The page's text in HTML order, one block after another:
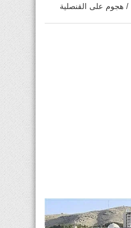
/ هجوم على القنصلية